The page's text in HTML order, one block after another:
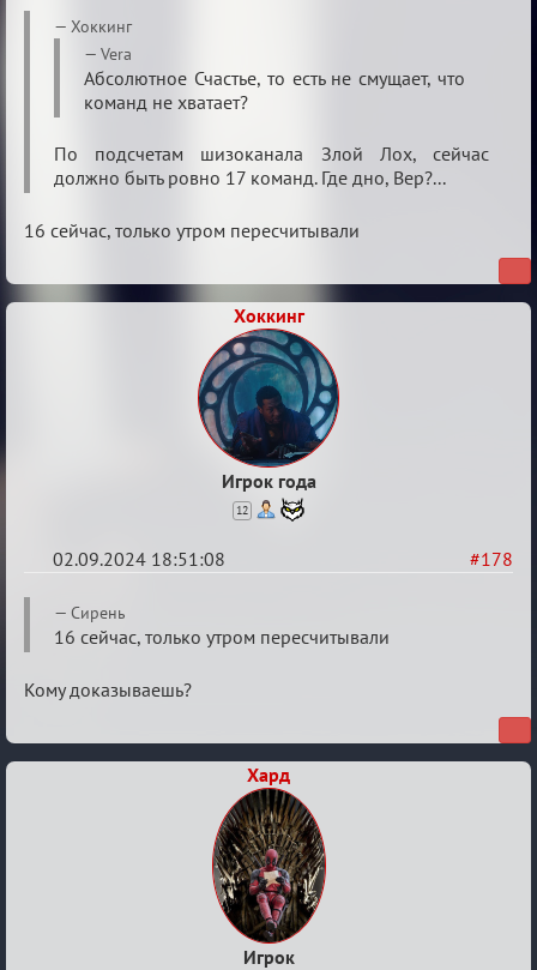
Re:
Waiting
Хоккинг
Vera
Aбсолютное Счастье, то есть не смущает, что
команд не хватает?
По подсчетам шизоканала Злой Лох, сейчас
должно быть ровно 17 команд. Где дно, Вер?...
16 сейчас, только утром пересчитывали
Хоккинг
Игрок года
12
#178
02.09.2024 18:51:08
Re:
Waiting
Сирень
16 сейчас, только утром пересчитывали
Кому доказываешь?
Хард
Игрок